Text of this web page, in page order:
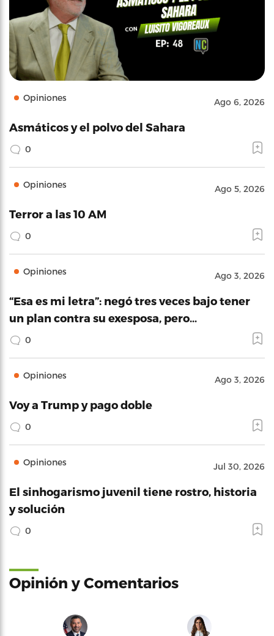
Opiniones Ago 6, 2026
Asmáticos y el polvo del Sahara
0
Opiniones Ago 5, 2026
Terror a las 10 AM
0
Opiniones Ago 3, 2026
“Esa es mi letra”: negó tres veces bajo tener
un plan contra su exesposa, pero…
0
Opiniones Ago 3, 2026
Voy a Trump y pago doble
0
Opiniones Jul 30, 2026
El sinhogarismo juvenil tiene rostro, historia
y solución
0
Opinión y Comentarios